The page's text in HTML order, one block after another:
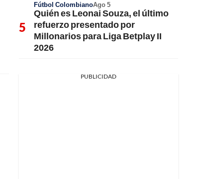
Fútbol ColombianoAgo 5
Quién es Leonai Souza, el último
refuerzo presentado por
Millonarios para Liga Betplay II
2026
PUBLICIDAD